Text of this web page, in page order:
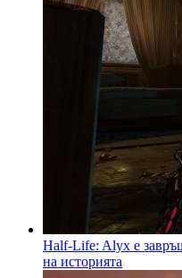
Half-Life: Alyx е
на историята